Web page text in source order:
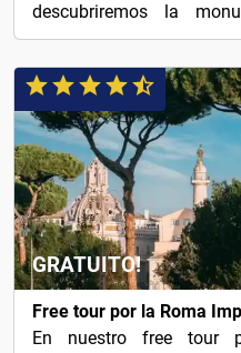
descubriremos la
italiana.
GRATUITO!
Free tour por la Roma
En nuestro free tour